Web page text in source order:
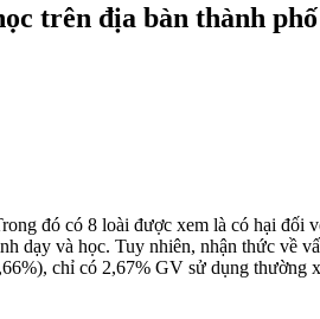
trên địa bàn thành
đó có 8 loài được xem là có hại đối
dạy và học. Tuy nhiên, nhận thức về
chỉ có 2,67% GV sử dụng thường